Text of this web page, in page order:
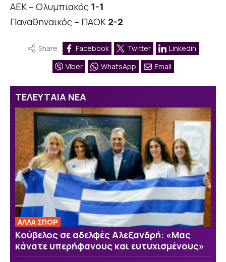
ΑΕΚ – Ολυμπιακός 1-1
Παναθηναϊκός – ΠΑΟΚ 2-2
Share Facebook Twitter
Linkedin
Viber
WhatsApp Email
ΤΕΛΕΥΤΑΙΑ ΝΕΑ
ΑΛΛΑ ΣΠΟΡ
Κούβελος σε αδελφές Αλεξανδρή: «Μας
κάνατε υπερήφανους και ευτυχισμένους»